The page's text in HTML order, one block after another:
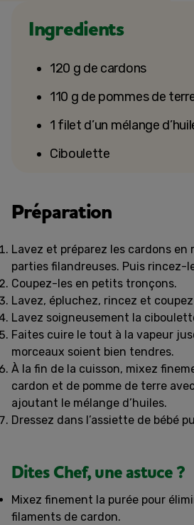
Ingredients
120 g de cardons
110 g de pommes de
1 filet d’un mélange
Ciboulette
Préparation
Lavez et préparez les cardons
parties filandreuses. Puis rincez-
Coupez-les en petits tronçons.
Lavez, épluchez, rincez et
Lavez soigneusement la
Faites cuire le tout à la vapeur
morceaux soient bien tendres.
À la fin de la cuisson, mixez
cardon et de pomme de terre
ajoutant le mélange d’huiles.
Dressez dans l’assiette de bébé
Dites Chef, une astuce ?
Mixez finement la purée pour
filaments de cardon.